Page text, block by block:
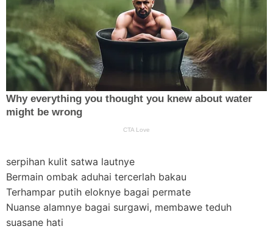
serpihan kulit satwa lautnye
Bermain ombak aduhai tercerlah bakau
Terhampar putih eloknye bagai permate
Nuanse alamnye bagai surgawi, membawe teduh
suasane hati